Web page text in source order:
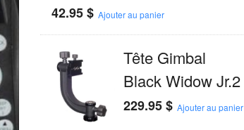
42.95$ Ajouter au panier
Tête Gimbal
Black Widow Jr.2
229.95$ Ajouter au panier